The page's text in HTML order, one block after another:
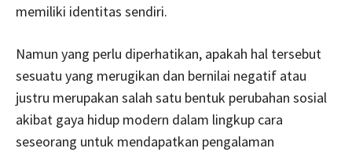
memiliki identitas sendiri.
Namun yang perlu diperhatikan, apakah hal tersebut
sesuatu yang merugikan dan bernilai negatif atau
justru merupakan salah satu bentuk perubahan sosial
akibat gaya hidup modern dalam lingkup cara
seseorang untuk mendapatkan pengalaman